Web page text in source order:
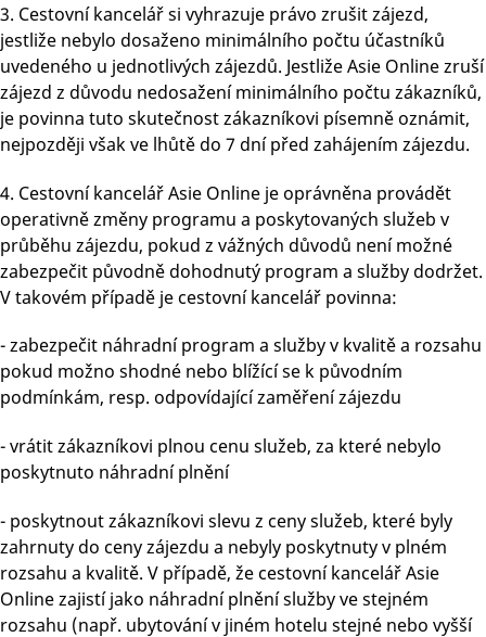
3. Cestovní kancelář si vyhrazuje právo zrušit zájezd,
jestliže nebylo dosaženo minimálního počtu účastníků
uvedeného u jednotlivých zájezdů. Jestliže Asie Online zruší
zájezd z důvodu nedosažení minimálního počtu zákazníků,
je povinna tuto skutečnost zákazníkovi písemně oznámit,
nejpozději však ve lhůtě do 7 dní před zahájením zájezdu.
4. Cestovní kancelář Asie Online je oprávněna provádět
operativně změny programu a poskytovaných služeb v
průběhu zájezdu, pokud z vážných důvodů není možné
zabezpečit původně dohodnutý program a služby dodržet.
V takovém případě je cestovní kancelář povinna:
- zabezpečit náhradní program a služby v kvalitě a rozsahu
pokud možno shodné nebo blížící se k původním
podmínkám, resp. odpovídající zaměření zájezdu
- vrátit zákazníkovi plnou cenu služeb, za které nebylo
poskytnuto náhradní plnění
- poskytnout zákazníkovi slevu z ceny služeb, které byly
zahrnuty do ceny zájezdu a nebyly poskytnuty v plném
rozsahu a kvalitě. V případě, že cestovní kancelář Asie
Online zajistí jako náhradní plnění služby ve stejném
rozsahu (např. ubytování v jiném hotelu stejné nebo vyšší